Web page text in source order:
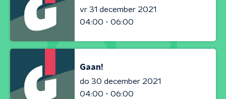
vr 31 december 2021
04:00 - 06:00
Gaan!
do 30 december 2021
04:00 - 06:00